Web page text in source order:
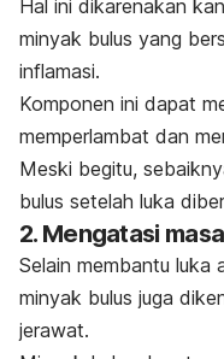
Hal ini dikarenakan
minyak bulus yang
inflamasi.
Komponen ini dapat
memperlambat dan
Meski begitu,
bulus setelah luka
2. Mengatasi
Selain membantu luka
minyak bulus juga
jerawat.